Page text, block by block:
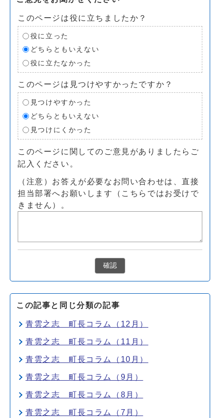
このページは役に立ちましたか？
役に立った
どちらともいえない
役に立たなかった
このページは見つけやすかったですか？
見つけやすかった
どちらともいえない
見つけにくかった
このページに関してのご意見がありましたらご
記入ください。
（注意）お答えが必要なお問い合わせは、直接
担当部署へお願いします（こちらではお受けで
きません）。
確認
この記事と同じ分類の記事
青雲之志 町長コラム（12月）
青雲之志 町長コラム（11月）
青雲之志 町長コラム（10月）
青雲之志 町長コラム（9月）
青雲之志 町長コラム（8月）
青雲之志 町長コラム（7月）